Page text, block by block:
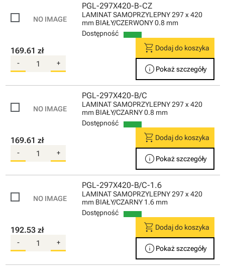
PGL-297X420-B-CZ
LAMINAT SAMOPRZYLEPNY 297 x 420
mm BIAŁY/CZERWONY 0.8 mm
Dostępność
169.61 zł
- +
shopping_cart Dodaj do koszyka
info Pokaż szczegóły
PGL-297X420-B/C
LAMINAT SAMOPRZYLEPNY 297 x 420
mm BIAŁY/CZARNY 0.8 mm
Dostępność
169.61 zł
- +
shopping_cart Dodaj do koszyka
info Pokaż szczegóły
PGL-297X420-B/C-1.6
LAMINAT SAMOPRZYLEPNY 297 x 420
mm BIAŁY/CZARNY 1.6 mm
Dostępność
192.53 zł
- +
shopping_cart Dodaj do koszyka
info Pokaż szczegóły